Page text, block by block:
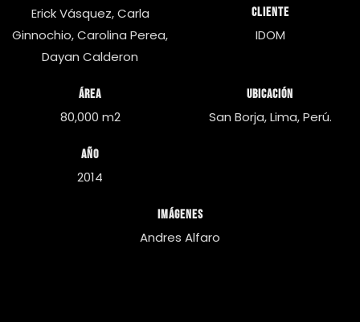
Erick Vásquez, Carla
Ginnochio, Carolina Perea,
Dayan Calderon
Cliente
IDOM
Área
80,000 m2
Ubicación
San Borja, Lima, Perú.
Año
2014
Imágenes
Andres Alfaro